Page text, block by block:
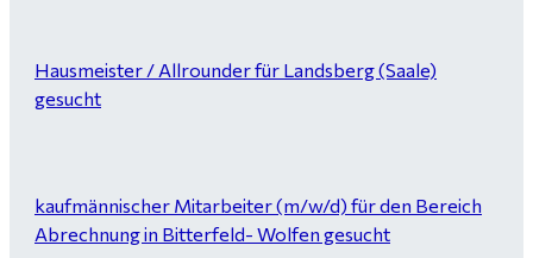
Hausmeister / Allrounder für Landsberg (Saale)
gesucht
kaufmännischer Mitarbeiter (m/w/d) für den Bereich
Abrechnung in Bitterfeld- Wolfen gesucht